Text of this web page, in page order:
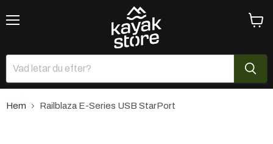
Hem Railblaza E-Series USB StarPort